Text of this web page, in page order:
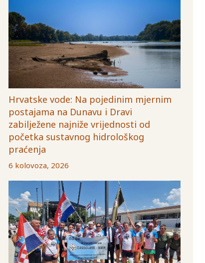
Hrvatske vode: Na pojedinim mjernim
postajama na Dunavu i Dravi
zabilježene najniže vrijednosti od
početka sustavnog hidrološkog
praćenja
6 kolovoza, 2026